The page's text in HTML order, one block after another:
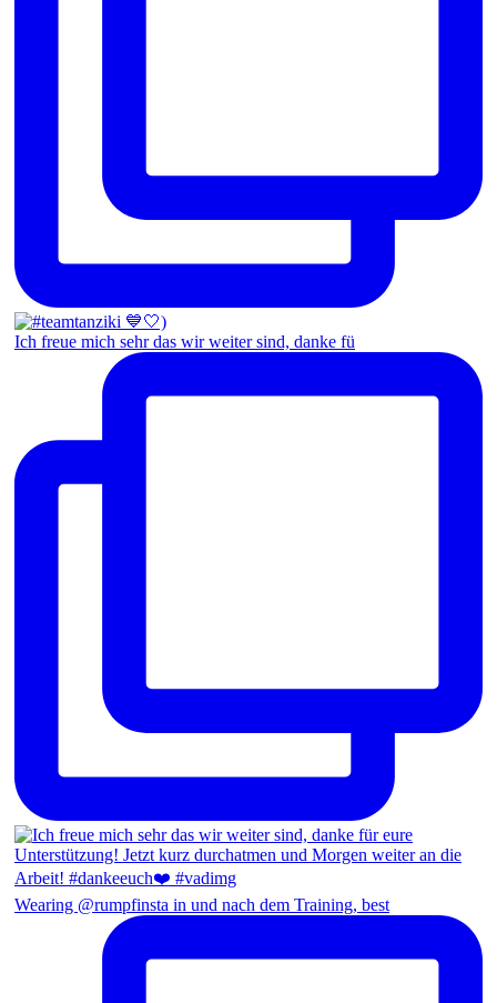
Ich freue mich sehr das wir weiter sind, danke fü
Wearing @rumpfinsta in und nach dem Training, best